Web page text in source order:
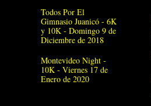
Todos Por El
Gimnasio Juanicó - 6K
y 10K - Domingo 9 de
Diciembre de 2018
Montevideo Night -
10K - Viernes 17 de
Enero de 2020